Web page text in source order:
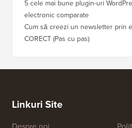
Care este cel mai bun plugin
uri? (Comparație)
5 cele mai bune plugin-uri
electronic comparate